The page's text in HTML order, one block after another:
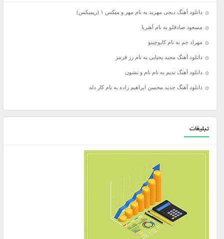
دانلود آهنگ دیجی مهربد به نام مهر و میکس ۱ (ریمیکس)
مسعود صادقلو به نام آهنربا
مهراد جم به نام کاپوچینو
دانلود آهنگ مجید یحیایی به نام رز قرمز
دانلود آهنگ ندیم به نام نام و نشون
دانلود آهنگ جدید محسن ابراهیم زاده به نام کار دله
تبلیغات